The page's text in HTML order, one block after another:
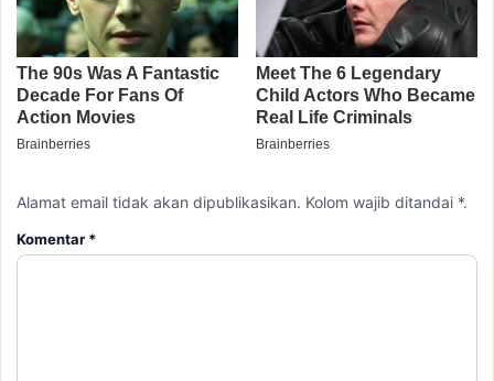
Alamat email tidak akan dipublikasikan. Kolom wajib ditandai *.
Komentar *